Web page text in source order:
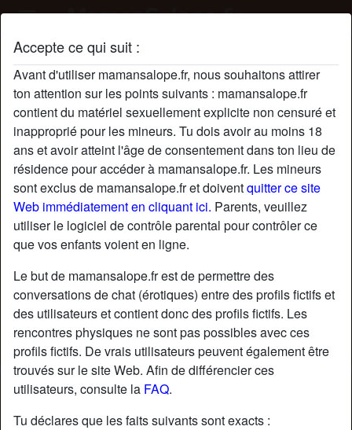
Accepte ce qui suit :
Avant d'utiliser mamansalope.fr, nous souhaitons attirer
ton attention sur les points suivants : mamansalope.fr
contient du matériel sexuellement explicite non censuré et
inapproprié pour les mineurs. Tu dois avoir au moins 18
ans et avoir atteint l'âge de consentement dans ton lieu de
résidence pour accéder à mamansalope.fr. Les mineurs
sont exclus de mamansalope.fr et doiventquitter ce site
Web immédiatement en cliquant ici. Parents, veuillez
utiliser le logiciel de contrôle parental pour contrôler ce
que vos enfants voient en ligne.
Le but de mamansalope.fr est de permettre des
conversations de chat (érotiques) entre des profils fictifs et
des utilisateurs et contient donc des profils fictifs. Les
rencontres physiques ne sont pas possibles avec ces
profils fictifs. De vrais utilisateurs peuvent également être
trouvés sur le site Web. Afin de différencier ces
utilisateurs, consulte la FAQ.
Tu déclares que les faits suivants sont exacts :
Profil de NinaGotU
starAjouter chatDiscuter !